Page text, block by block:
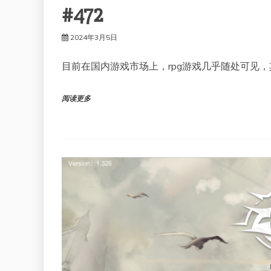
#472
2024年3月5日
目前在国内游戏市场上，rpg游戏几乎随处可见
阅读更多